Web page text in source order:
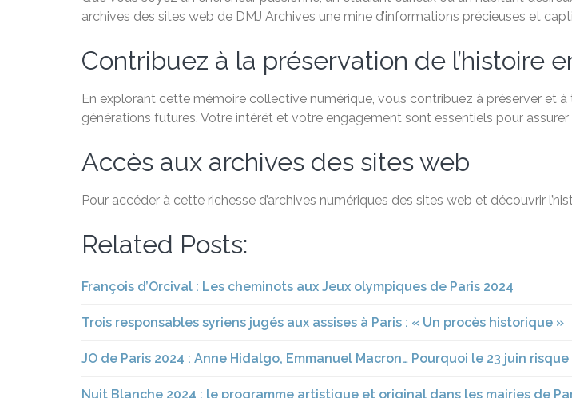
archives des sites web de DMJ Archives une mine d’informations précieuses et
Contribuez à la préservation de l’histoire
En explorant cette mémoire collective numérique, vous contribuez à préserver et
générations futures. Votre intérêt et votre engagement sont essentiels pour
Accès aux archives des sites web
Pour accéder à cette richesse d’archives numériques des sites web et découvrir
Related Posts:
François d’Orcival : Les cheminots aux Jeux olympiques de Paris 2024
Trois responsables syriens jugés aux assises à Paris : « Un procès historique »
JO de Paris 2024 : Anne Hidalgo, Emmanuel Macron… Pourquoi le 23 juin
Nuit Blanche 2024 : le programme artistique et original dans les mairies de